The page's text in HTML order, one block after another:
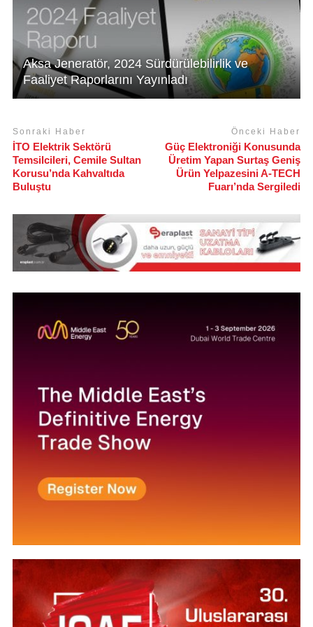
Aksa Jeneratör, 2024 Sürdürülebilirlik ve
Faaliyet Raporlarını Yayınladı
Sonraki Haber
İTO Elektrik Sektörü
Temsilcileri, Cemile Sultan
Korusu’nda Kahvaltıda
Buluştu
Önceki Haber
Güç Elektroniği Konusunda
Üretim Yapan Surtaş Geniş
Ürün Yelpazesini A-TECH
Fuarı’nda Sergiledi